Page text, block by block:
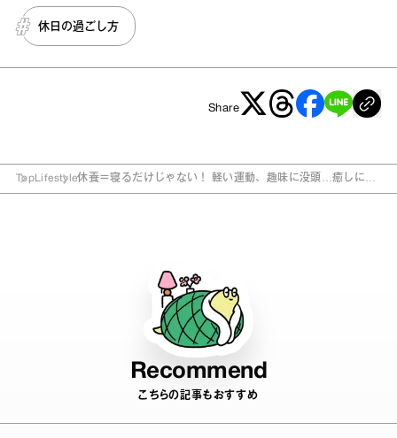
休日の過ごし方
Share
TopLifestyle休養＝寝るだけじゃない！ 軽い運動、趣味に没頭…癒しに繋
Recommend
こちらの記事もおすすめ